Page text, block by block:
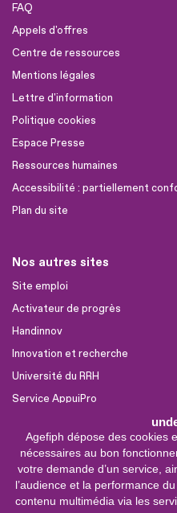
Agefiph dépose des cookies
nécessaires au bon
votre demande d’un service,
l’audience et la performance
contenu multimédia via les
FAQ
Appels d'offres
Centre de ressources
Mentions légales
Lettre d'information
Politique cookies
Espace Presse
Ressources humaines
Accessibilité : partiellement
Plan du site
Nos autres sites
Site emploi
Activateur de progrès
Handinnov
Innovation et recherche
Université du RRH
Service AppuiPro
Nous suivre
Youtube
Linkedin